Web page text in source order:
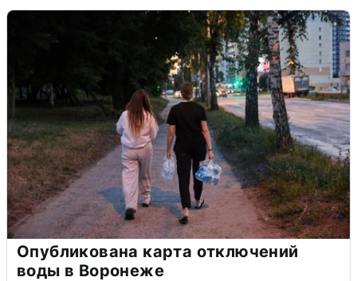
Опубликована карта отключений
воды в Воронеже